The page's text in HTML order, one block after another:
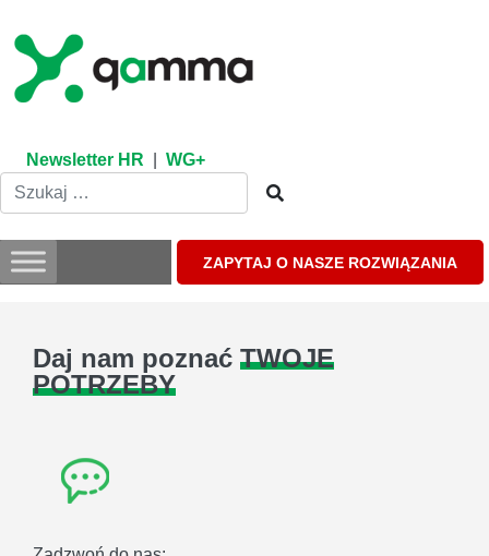
content
Newsletter HR WG+
ZAPYTAJ O NASZE ROZWIĄZANIA
Daj nam poznać TWOJE
POTRZEBY